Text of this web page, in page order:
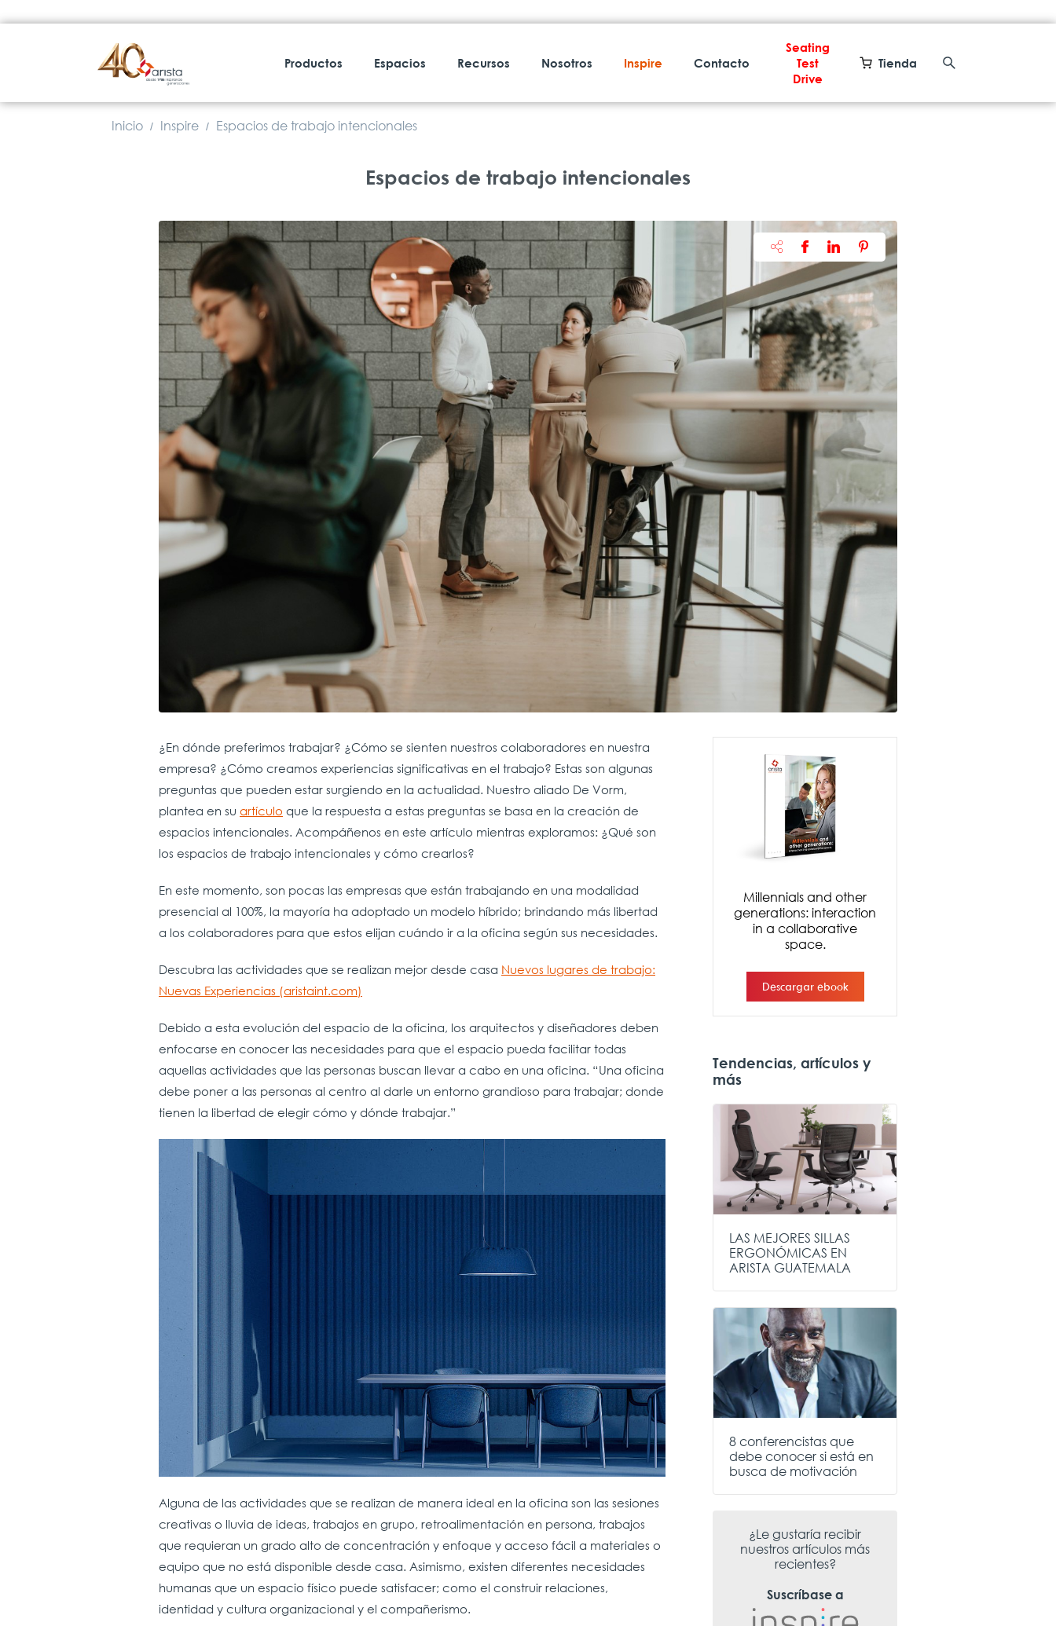
Productos Espacios Recursos Nosotros Inspire Contacto
Seating
Test
Drive
Tienda
Inicio / Inspire / Espacios de trabajo intencionales
Espacios de trabajo intencionales
¿En dónde preferimos trabajar? ¿Cómo se sienten nuestros colaboradores en nuestra
empresa? ¿Cómo creamos experiencias significativas en el trabajo? Estas son algunas
preguntas que pueden estar surgiendo en la actualidad. Nuestro aliado De Vorm,
plantea en su artículo que la respuesta a estas preguntas se basa en la creación de
espacios intencionales. Acompáñenos en este artículo mientras exploramos: ¿Qué son
los espacios de trabajo intencionales y cómo crearlos?
En este momento, son pocas las empresas que están trabajando en una modalidad
presencial al 100%, la mayoría ha adoptado un modelo híbrido; brindando más libertad
a los colaboradores para que estos elijan cuándo ir a la oficina según sus necesidades.
Descubra las actividades que se realizan mejor desde casa Nuevos lugares de trabajo:
Nuevas Experiencias (aristaint.com)
Debido a esta evolución del espacio de la oficina, los arquitectos y diseñadores deben
enfocarse en conocer las necesidades para que el espacio pueda facilitar todas
aquellas actividades que las personas buscan llevar a cabo en una oficina. “Una oficina
debe poner a las personas al centro al darle un entorno grandioso para trabajar; donde
tienen la libertad de elegir cómo y dónde trabajar.”
Alguna de las actividades que se realizan de manera ideal en la oficina son las sesiones
creativas o lluvia de ideas, trabajos en grupo, retroalimentación en persona, trabajos
que requieran un grado alto de concentración y enfoque y acceso fácil a materiales o
equipo que no está disponible desde casa. Asimismo, existen diferentes necesidades
humanas que un espacio físico puede satisfacer; como el construir relaciones,
identidad y cultura organizacional y el compañerismo.
Tendencias, artículos y
más
LAS MEJORES SILLAS
ERGONÓMICAS EN
ARISTA GUATEMALA
8 conferencistas que
debe conocer si está en
busca de motivación
¿Le gustaría recibir
nuestros artículos más
recientes?
Suscríbase a